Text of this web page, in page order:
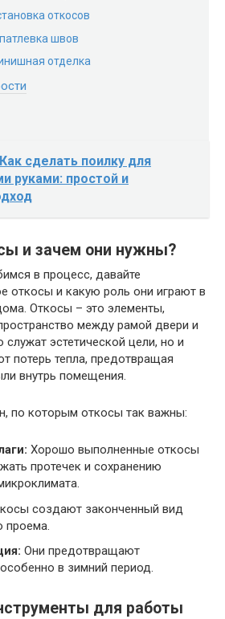
откосов
швов
отделка
Как сделать поилку для
руками: простой и
и зачем они нужны?
в процесс, давайте
откосы и какую роль они играют в
Откосы – это элементы,
между рамой двери и
служат эстетической цели, но и
тепла, предотвращая
внутрь помещения.
по которым откосы так важны:
Хорошо выполненные откосы
протечек и сохранению
создают законченный вид
проема.
Они предотвращают
в зимний период.
для работы